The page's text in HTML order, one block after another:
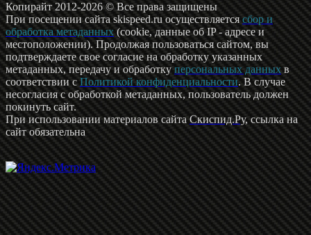
Копирайт 2012-2026 © Все права защищены
При посещении сайта skispeed.ru осуществляетсясбор и
обработка метаданных(cookie, данные об IP - адресе и
местоположении). Продолжая пользоваться сайтом, вы
подтверждаете свое согласие на обработку указанных
метаданных, передачу и обработкуперсональных данныхв
соответствии сПолитикой конфиденциальности. В случае
несогласия с обработкой метаданных, пользователь должен
покинуть сайт.
При использовании материалов сайтаСкиспид.Ру, ссылка на
сайт обязательна